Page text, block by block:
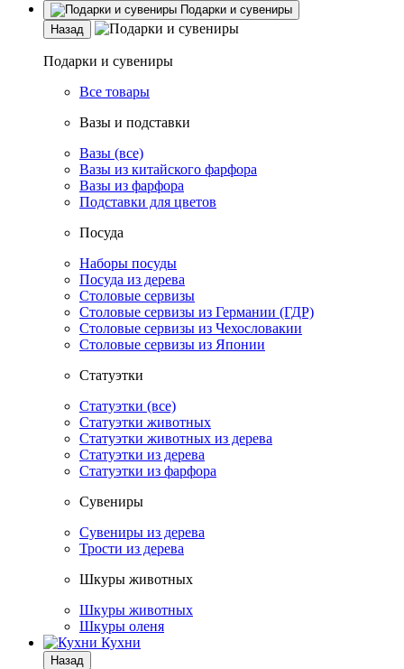
Подарки и сувениры
Назад
Подарки и сувениры
Все товары
Вазы и подставки
Вазы (все)
Вазы из китайского фарфора
Вазы из фарфора
Подставки для цветов
Посуда
Наборы посуды
Посуда из дерева
Столовые сервизы
Столовые сервизы из Германии (ГДР)
Столовые сервизы из Чехословакии
Столовые сервизы из Японии
Статуэтки
Статуэтки (все)
Статуэтки животных
Статуэтки животных из дерева
Статуэтки из дерева
Статуэтки из фарфора
Сувениры
Сувениры из дерева
Трости из дерева
Шкуры животных
Шкуры животных
Шкуры оленя
Кухни
Назад